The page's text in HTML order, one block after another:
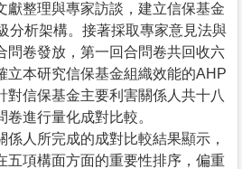
獻整理與專家訪談，建立信保基金
分析架構。接著採取專家意見法與
問卷發放，第一回合問卷共回收六
立本研究信保基金組織效能的AHP
對信保基金主要利害關係人共十八
進行量化成對比較。
人所完成的成對比較結果顯示，
五項構面方面的重要性排序，偏重